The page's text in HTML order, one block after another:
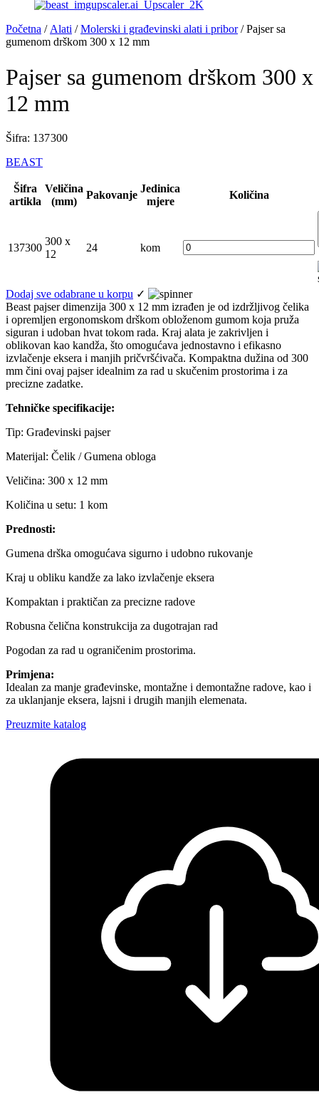
Početna / Alati /Molerski i građevinski alati i pribor/ Pajser sa
gumenom drškom 300 x 12 mm
Pajser sa gumenom drškom 300 x
12 mm
Šifra: 137 300
BEAST
Šifra
artikla
Veličina
(mm)
Pakovanje
Jedinica
mjere
Količina
137300
300 x
12
24 kom
Dodaj sve odabrane u korpu ✓
Beast pajser dimenzija 300 x 12 mm izrađen je od izdržljivog čelika
i opremljen ergonomskom drškom obloženom gumom koja pruža
siguran i udoban hvat tokom rada. Kraj alata je zakrivljen i
oblikovan kao kandža, što omogućava jednostavno i efikasno
izvlačenje eksera i manjih pričvršćivača. Kompaktna dužina od 300
mm čini ovaj pajser idealnim za rad u skučenim prostorima i za
precizne zadatke.
Tehničke specifikacije:
Tip: Građevinski pajser
Materijal: Čelik / Gumena obloga
Veličina: 300 x 12 mm
Količina u setu: 1 kom
Prednosti:
Gumena drška omogućava sigurno i udobno rukovanje
Kraj u obliku kandže za lako izvlačenje eksera
Kompaktan i praktičan za precizne radove
Robusna čelična konstrukcija za dugotrajan rad
Pogodan za rad u ograničenim prostorima.
Primjena:
Idealan za manje građevinske, montažne i demontažne radove, kao i
za uklanjanje eksera, lajsni i drugih manjih elemenata.
Preuzmite katalog